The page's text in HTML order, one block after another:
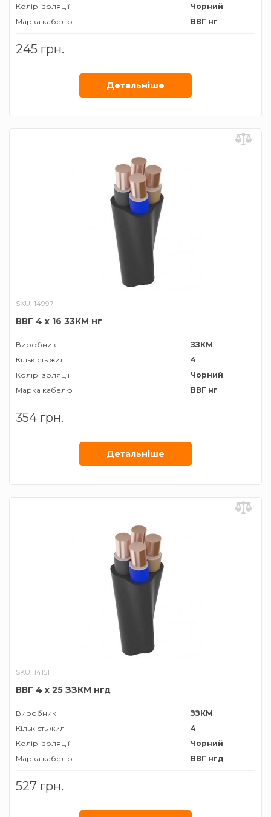
Колір ізоляції
Чорний
Марка кабелю
ВВГ нг
Січення жили
245 грн.
Детальнiше
SKU: 14997
ВВГ 4 х 16 33КМ нг
Виробник
ЗЗКМ
Кількість жил
4
Колір ізоляції
Чорний
Марка кабелю
ВВГ нг
Січення жили
354 грн.
Детальнiше
SKU: 14151
ВВГ 4 х 25 ЗЗКМ нгд
Виробник
ЗЗКМ
Кількість жил
4
Колір ізоляції
Чорний
Марка кабелю
ВВГ нгд
Січення жили
527 грн.